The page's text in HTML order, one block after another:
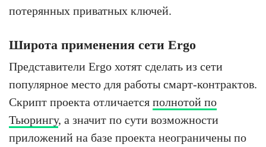
потерянных приватных ключей.
Широта применения сети Ergo
Представители Ergo хотят сделать из сети
популярное место для работы смарт-контрактов.
Скрипт проекта отличается полнотой по
Тьюрингу, а значит по сути возможности
приложений на базе проекта неограничены по